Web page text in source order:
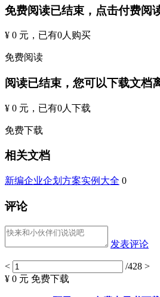
免费阅读已结束，点击付费阅
¥ 0 元 ，已有0人购买
免费阅读
阅读已结束，您可以下载文档
¥ 0 元 ，已有0人下载
免费下载
相关文档
新编企业企划方案实例大全 0
评论
发表评论
< /428 >
¥ 0 元 免费下载